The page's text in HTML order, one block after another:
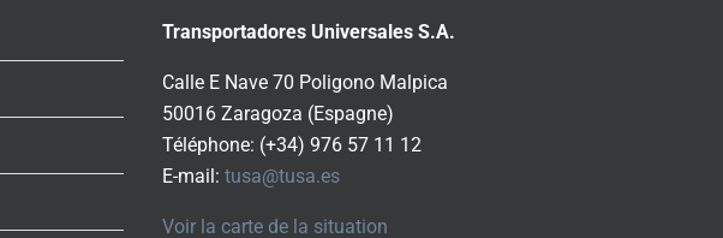
Transportadores Universales S.A.
Calle E Nave 70 Poligono Malpica
50016 Zaragoza (Espagne)
Téléphone: (+34) 976 57 11 12
E-mail: tusa@tusa.es
Voir la carte de la situation